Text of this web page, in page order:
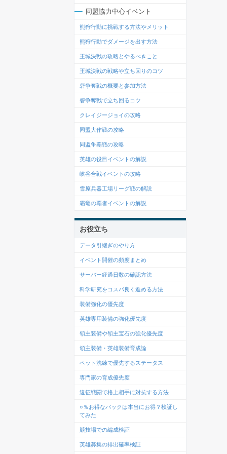
同盟協力中心イベント
熊狩行動に挑戦する方法やメリット
熊狩行動でダメージを出す方法
王城決戦の攻略とやるべきこと
王城決戦の戦略や立ち回りのコツ
砦争奪戦の概要と参加方法
砦争奪戦で立ち回るコツ
クレイジージョイの攻略
同盟大作戦の攻略
同盟争覇戦の攻略
英雄の役目イベントの解説
峡谷合戦イベントの攻略
雪原兵器工場リーグ戦の解説
霜竜の覇者イベントの解説
お役立ち
データ引継ぎのやり方
イベント開催の頻度まとめ
サーバー経過日数の確認方法
科学研究をコスパ良く進める方法
装備強化の優先度
英雄専用装備の強化優先度
領主装備や領主宝石の強化優先度
領主装備・英雄装備育成論
ペット洗練で優先するステータス
専門家の育成優先度
遠征戦闘で格上相手に対抗する方法
○％お得なパックは本当にお得？検証し
てみた
競技場での編成検証
英雄募集の排出確率検証